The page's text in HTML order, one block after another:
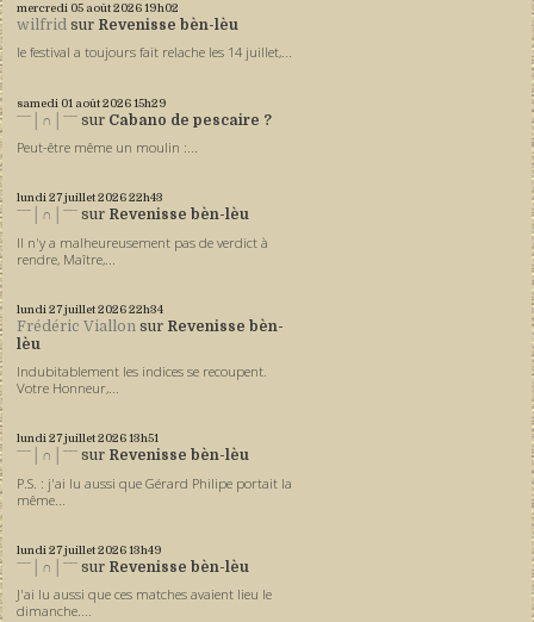
mercredi 05 août 202619h02
wilfrid sur Revenisse bèn-lèu
le festival a toujours fait relache les 14 juillet,...
samedi 01 août 202615h29
ˉˉˉ│∩│ˉˉˉ sur Cabano de pescaire ?
Peut-être même un moulin :...
lundi 27juillet 202622h43
ˉˉˉ│∩│ˉˉˉ sur Revenisse bèn-lèu
Il n'y a malheureusement pas de verdict à
rendre, Maître,...
lundi 27juillet 202622h34
Frédéric Viallon sur Revenisse bèn-
lèu
Indubitablement les indices se recoupent.
Votre Honneur,...
lundi 27juillet 202613h51
ˉˉˉ│∩│ˉˉˉ sur Revenisse bèn-lèu
P.S. : j'ai lu aussi que Gérard Philipe portait la
même...
lundi 27juillet 202613h49
ˉˉˉ│∩│ˉˉˉ sur Revenisse bèn-lèu
J'ai lu aussi que ces matches avaient lieu le
dimanche....